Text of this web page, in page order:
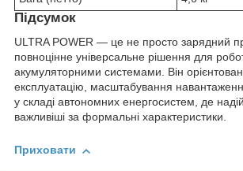
Підсумок
ULTRA POWER — це не просто зарядний
повноцінне універсальне рішення для
акумуляторними системами. Він
експлуатацію, масштабування
у складі автономних енергосистем, де
важливіші за формальні характеристики.
Приховати